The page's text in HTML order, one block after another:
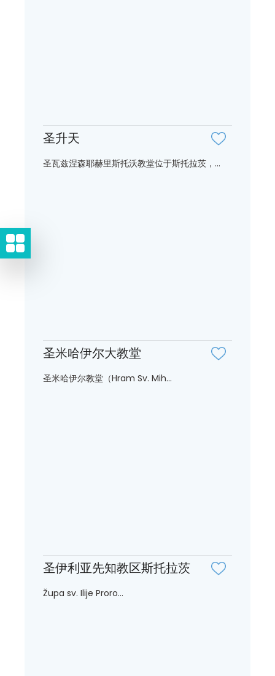
圣升天
圣瓦兹涅森耶赫里斯托沃教堂位于斯托拉茨，...
圣米哈伊尔大教堂
圣米哈伊尔教堂（Hram Sv. Mih...
圣伊利亚先知教区斯托拉茨
Župa sv. Ilije Proro...